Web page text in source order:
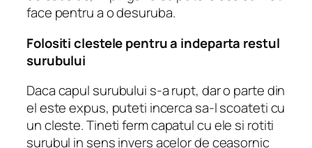
face pentru a o desuruba.
Folositi clestele pentru a indeparta restul
surubului
Daca capul surubului s-a rupt, dar o parte din
el este expus, puteti incerca sa-l scoateti cu
un cleste.Tineti ferm capatul cu ele si rotiti
surubul in sens invers acelor de ceasornic